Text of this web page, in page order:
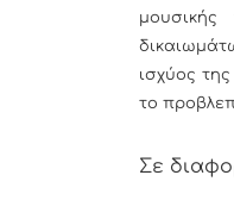
μουσικής
ισχύος
το
Σε